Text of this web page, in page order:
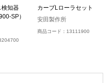
検知器
SP）
カーブLローラセット
安田製作所
商品コード：13111900